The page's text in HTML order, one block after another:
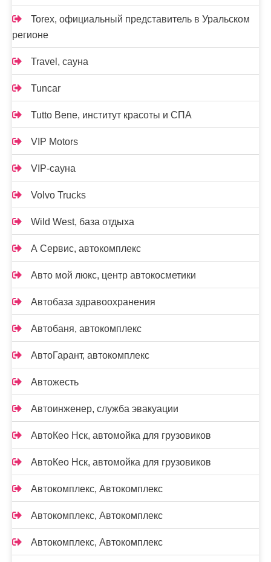
Torex, официальный представитель в Уральском
регионе
Travel, сауна
Tuncar
Tutto Bene, институт красоты и СПА
VIP Motors
VIP-сауна
Volvo Trucks
Wild West, база отдыха
А Сервис, автокомплекс
Авто мой люкс, центр автокосметики
Автобаза здравоохранения
Автобаня, автокомплекс
АвтоГарант, автокомплекс
Автожесть
Автоинженер, служба эвакуации
АвтоКео Нск, автомойка для грузовиков
АвтоКео Нск, автомойка для грузовиков
Автокомплекс, Автокомплекс
Автокомплекс, Автокомплекс
Автокомплекс, Автокомплекс